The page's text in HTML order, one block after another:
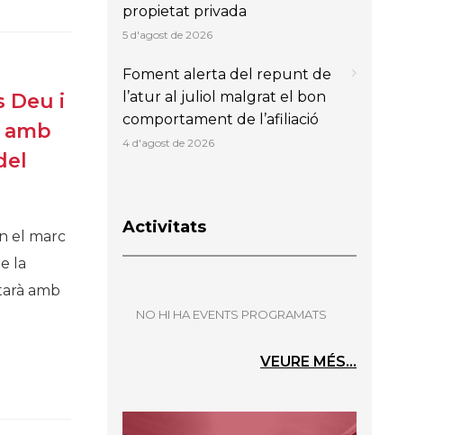
Deu i
el marc
la
amb
propietat privada
5 d'agost de 2026
Foment alerta del repunt de
l’atur al juliol malgrat el bon
comportament de l’afiliació
4 d'agost de 2026
Activitats
NO HI HA EVENTS PROGRAMATS
VEURE MÉS...